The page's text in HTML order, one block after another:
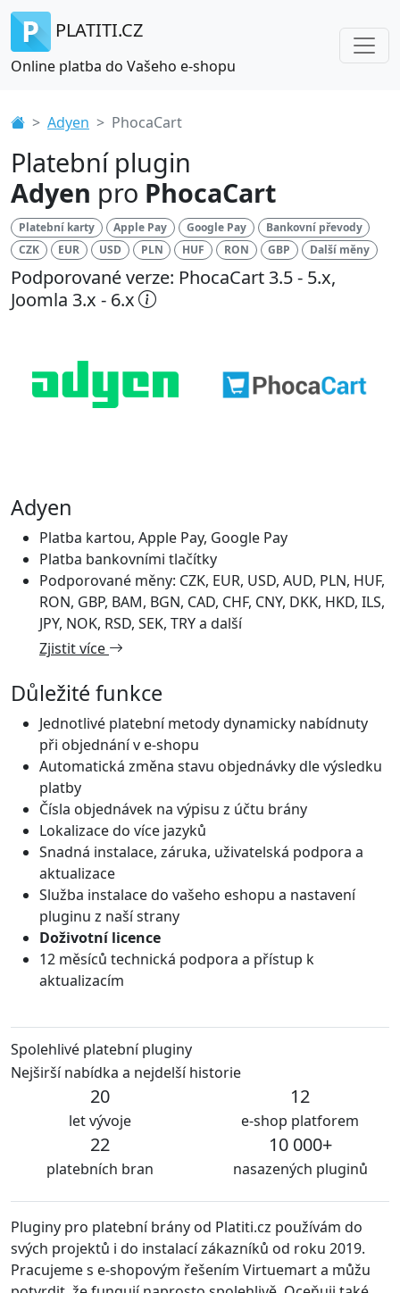
PLATITI.CZ
Online platba do Vašeho e-shopu
Adyen PhocaCart
Platební plugin
Adyen pro PhocaCart
Platební karty Apple Pay Google Pay
Bankovní převody
CZK
EUR USD PLN HUF RON GBP Další měny
Podporované verze: PhocaCart 3.5 - 5.x,
Joomla 3.x - 6.x
Adyen
Platba kartou, Apple Pay, Google Pay
Platba bankovními tlačítky
Podporované měny: CZK, EUR, USD, AUD, PLN, HUF,
RON, GBP, BAM, BGN, CAD, CHF, CNY, DKK, HKD, ILS,
JPY, NOK, RSD, SEK, TRY a další
Zjistit více
Důležité funkce
Jednotlivé platební metody dynamicky nabídnuty
při objednání v e-shopu
Automatická změna stavu objednávky dle výsledku
platby
Čísla objednávek na výpisu z účtu brány
Lokalizace do více jazyků
Snadná instalace, záruka, uživatelská podpora a
aktualizace
Služba instalace do vašeho eshopu a nastavení
pluginu z naší strany
Doživotní licence
12 měsíců technická podpora a přístup k
aktualizacím
Spolehlivé platební pluginy
Nejširší nabídka a nejdelší historie
20
let vývoje
12
e-shop platforem
22
platebních bran
10 000+
nasazených pluginů
pro platební brány od Platiti.cz používám do
projektů i do instalací zákazníků od roku 2019.
s e-shopovým řešením Virtuemart a můžu
S